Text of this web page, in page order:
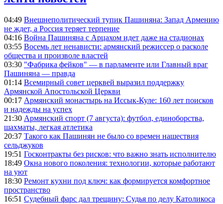
04:49 Внешнеполитический тупик Пашиняна: Запад Армению
не ждет, а Россия теряет терпение
04:16 Война Пашиняна с Арцахом идет даже на стадионах
03:55 Восемь лет ненависти: армянский режиссер о расколе
общества и произволе властей
03:30 "Фабрика фейков" — в парламенте или Главный враг
Пашиняна — правда
01:14 Всемирный совет церквей выразил поддержку
Армянской Апостольской Церкви
00:17 Армянский монастырь на Иссык-Куле: 160 лет поисков
и надежды на успех
21:30 Армянский спорт (7 августа): футбол, единоборства,
шахматы, легкая атлетика
20:37 Такого как Пашинян не было со времен нашествия
сельджуков
19:51 Госконтракты без рисков: что важно знать исполнителю
18:49 Окна нового поколения: технологии, которые работают
на уют
18:30 Ремонт кухни под ключ: как формируется комфортное
пространство
16:51 Судебный фарс дал трещину: Судья по делу Католикоса